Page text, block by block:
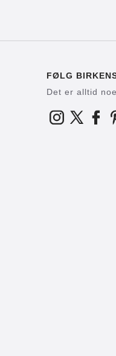
FØLG
Det er alltid